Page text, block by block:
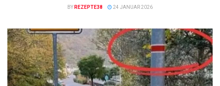
BY REZEPTE38 24 JANUAR 2026